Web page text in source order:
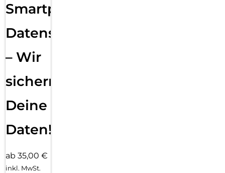
Smartphone
Datensicherung
– Wir
sichern
Deine
Daten!
ab 35,00 €
inkl. MwSt.